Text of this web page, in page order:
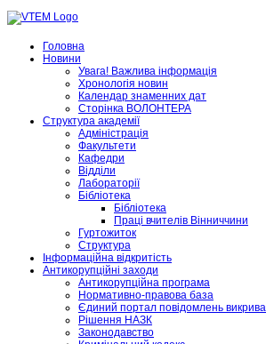
Головна
Новини
Увага! Важлива інформація
Хронологія новин
Календар знаменних дат
Сторінка ВОЛОНТЕРА
Структура академії
Адміністрація
Факультети
Кафедри
Відділи
Лабораторії
Бібліотека
Бібліотека
Праці вчителів Вінниччини
Гуртожиток
Структура
Інформаційна відкритість
Антикорупційні заходи
Антикорупційна програма
Нормативно-правова база
Єдиний портал повідомлень
Рішення НАЗК
Законодавство